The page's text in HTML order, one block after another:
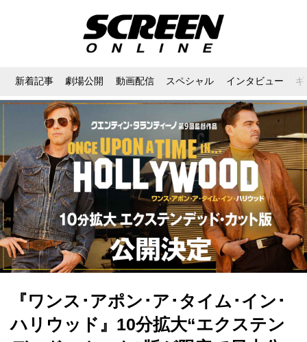
新着記事 劇場公開 動画配信 スペシャル インタビュー
『ワンス･アポン･ア･タイム･イン･
ハリウッド』10分拡大“エクステン